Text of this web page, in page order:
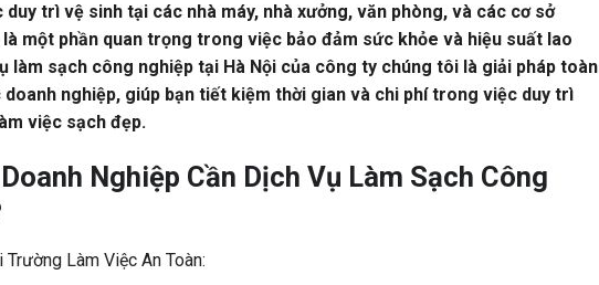
duy trì vệ sinh tại các nhà máy, nhà xưởng, văn phòng, và các cơ sở
một phần quan trọng trong việc bảo đảm sức khỏe và hiệu suất lao
làm sạch công nghiệp tại Hà Nội của công ty chúng tôi là giải pháp toàn
doanh nghiệp, giúp bạn tiết kiệm thời gian và chi phí trong việc duy trì
việc sạch đẹp.
Nghiệp Cần Dịch Vụ Làm Sạch Công
Làm Việc An Toàn: